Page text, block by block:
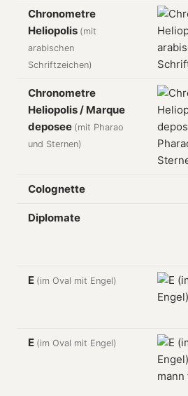
Chronometre
Heliopolis (mit
arabischen
Schriftzeichen)
Chronometre
Heliopolis / Marque
deposee (mit Pharao
und Sternen)
Colognette
Diplomate
E (im Oval mit Engel)
E (im Oval mit Engel)